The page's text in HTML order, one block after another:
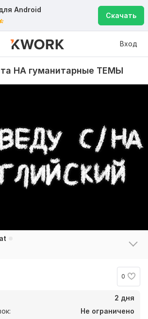
Android
Скачать
Вход
НА гуманитарные ТЕМЫ
0
2 дня
Не ограничено